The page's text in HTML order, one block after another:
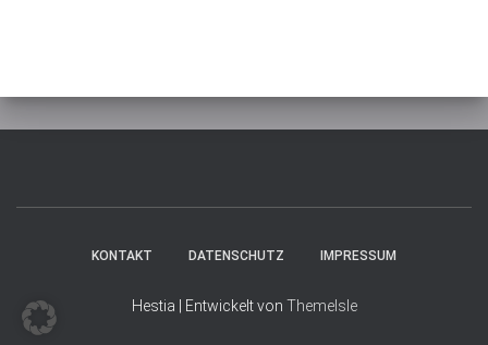
KONTAKT DATENSCHUTZ IMPRESSUM
Hestia | Entwickelt von ThemeIsle